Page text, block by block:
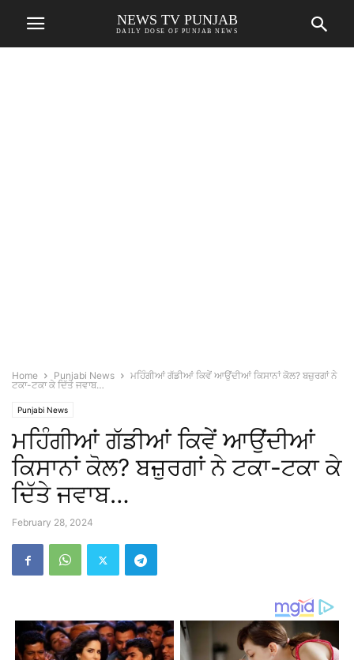
NEWS TV PUNJAB
DAILY DOSE OF PUNJAB NEWS
Home Punjabi News
ਮਹਿੰਗੀਆਂ ਗੱਡੀਆਂ ਕਿਵੇਂ ਆਉਂਦੀਆਂ ਕਿਸਾਨਾਂ ਕੋਲ? ਬਜ਼ੁਰਗਾਂ ਨੇ
ਟਕਾ-ਟਕਾ ਕੇ ਦਿੱਤੇ ਜਵਾਬ…
Punjabi News
ਮਹਿੰਗੀਆਂ ਗੱਡੀਆਂ ਕਿਵੇਂ ਆਉਂਦੀਆਂ
ਕਿਸਾਨਾਂ ਕੋਲ? ਬਜ਼ੁਰਗਾਂ ਨੇ ਟਕਾ-ਟਕਾ ਕੇ
ਦਿੱਤੇ ਜਵਾਬ…
February 28, 2024